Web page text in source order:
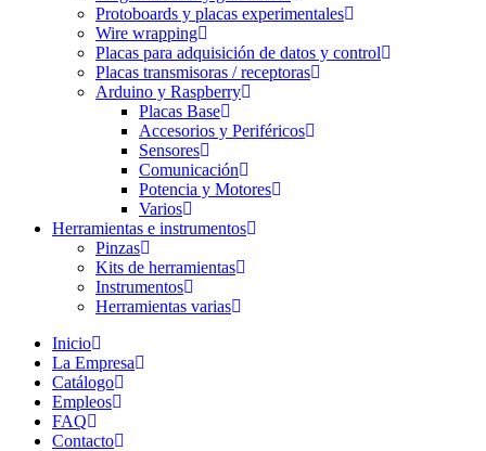
Protoboards y placas experimentales
Wire wrapping
Placas para adquisición de datos y control
Placas transmisoras / receptoras
Arduino y Raspberry
Placas Base
Accesorios y Periféricos
Sensores
Comunicación
Potencia y Motores
Varios
Herramientas e instrumentos
Pinzas
Kits de herramientas
Instrumentos
Herramientas varias
Inicio
La Empresa
Catálogo
Empleos
FAQ
Contacto